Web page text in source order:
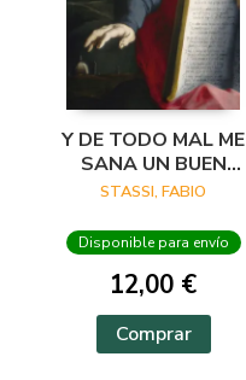
Y DE TODO MAL ME
SANA UN BUEN
VERSO
STASSI, FABIO
Disponible para envío
12,00 €
Comprar